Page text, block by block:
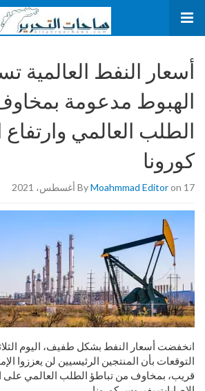
أسعار النفط العالمية
الهبوط مدعومة
الطلب العالمي
كورونا
ByMoahmmad Editoron 17 أغسطس، 2021
انخفضت أسعار النفط بشكل طفيف، اليوم
التوقعات بأن المنتجين الرئيسيين لن يعززوا
قريب، بمخاوف من تباطؤ الطلب العالمي على